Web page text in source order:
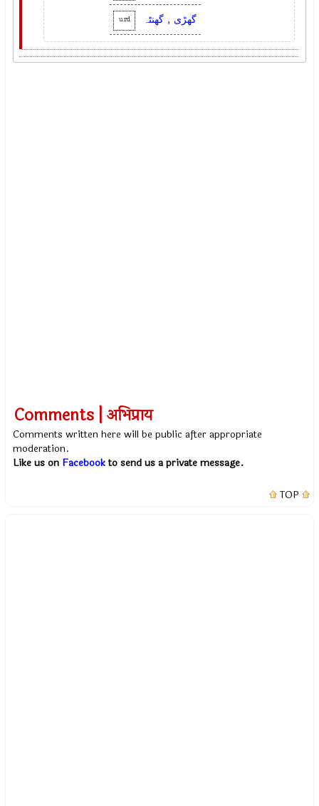
urd گھڑی , گھنٹہ
Comments | अभिप्राय
Comments written here will be public after appropriate
moderation.
Like us on Facebookto send us a private message.
TOP